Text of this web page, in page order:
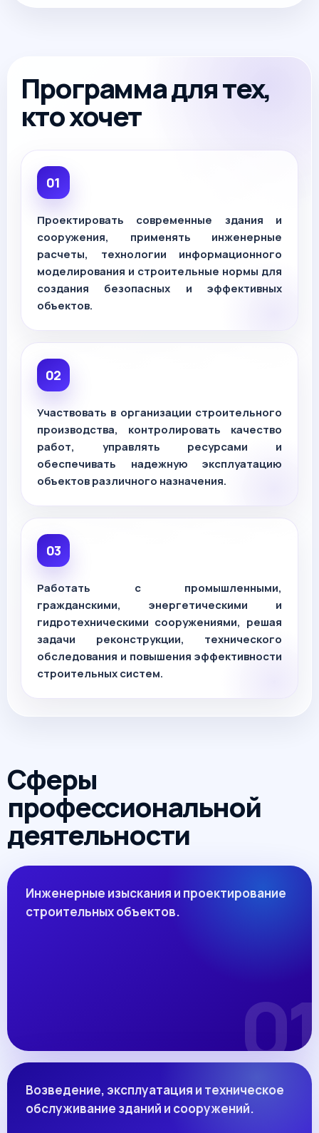
Программа для тех,
кто хочет
Проектировать современные здания и
сооружения, применять инженерные
расчеты, технологии информационного
моделирования и строительные нормы для
создания безопасных и эффективных
объектов.
Участвовать в организации строительного
производства, контролировать качество
работ, управлять ресурсами и
обеспечивать надежную эксплуатацию
объектов различного назначения.
Работать с промышленными,
гражданскими, энергетическими и
гидротехническими сооружениями, решая
задачи реконструкции, технического
обследования и повышения эффективности
строительных систем.
Сферы
профессиональной
деятельности
Инженерные изыскания и проектирование
строительных объектов.
Возведение, эксплуатация и техническое
обслуживание зданий и сооружений.